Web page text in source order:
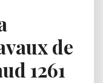
de
1261